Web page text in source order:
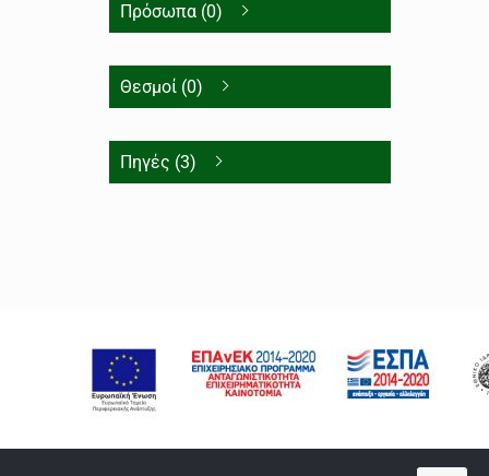
Πρόσωπα (0)
Θεσμοί (0)
Πηγές (3)